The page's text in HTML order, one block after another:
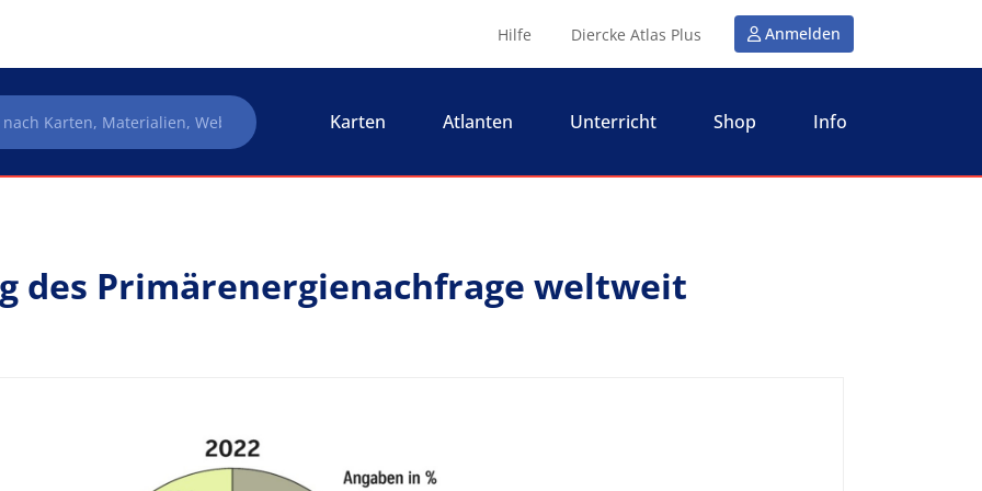
Hilfe Diercke Atlas Plus Anmelden
Karten Atlanten Unterricht Shop Info
des Primärenergienachfrage weltweit